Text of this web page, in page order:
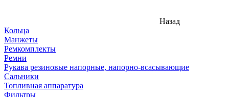
Назад
Кольца
Манжеты
Ремкомплекты
Ремни
Рукава резиновые напорные, напорно-всасывающие
Сальники
Топливная аппаратура
Фильтры